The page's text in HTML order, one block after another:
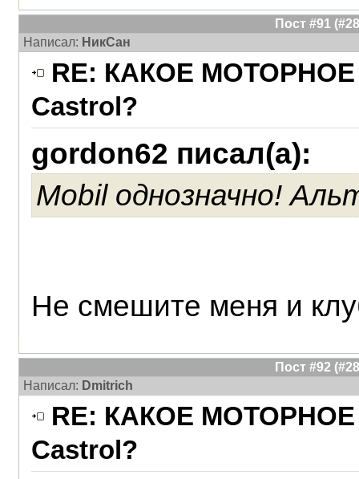
Пост #91
Написал: НикСан
RE: КАКОЕ
Castrol?
gordon62 писал(а):
Mobil однозначно!
Не смешите меня и
Пост #92
Написал: Dmitrich
RE: КАКОЕ
Castrol?